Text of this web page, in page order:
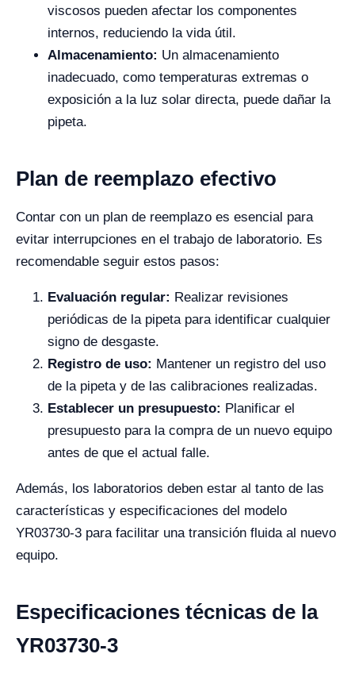
viscosos pueden afectar los componentes
internos, reduciendo la vida útil.
Almacenamiento: Un almacenamiento
inadecuado, como temperaturas extremas o
exposición a la luz solar directa, puede dañar la
pipeta.
Plan de reemplazo efectivo
Contar con un plan de reemplazo es esencial para
evitar interrupciones en el trabajo de laboratorio. Es
recomendable seguir estos pasos:
Evaluación regular: Realizar revisiones
periódicas de la pipeta para identificar cualquier
signo de desgaste.
Registro de uso: Mantener un registro del uso
de la pipeta y de las calibraciones realizadas.
Establecer un presupuesto: Planificar el
presupuesto para la compra de un nuevo equipo
antes de que el actual falle.
Además, los laboratorios deben estar al tanto de las
características y especificaciones del modelo
YR03730-3 para facilitar una transición fluida al nuevo
equipo.
Especificaciones técnicas de la
YR03730-3